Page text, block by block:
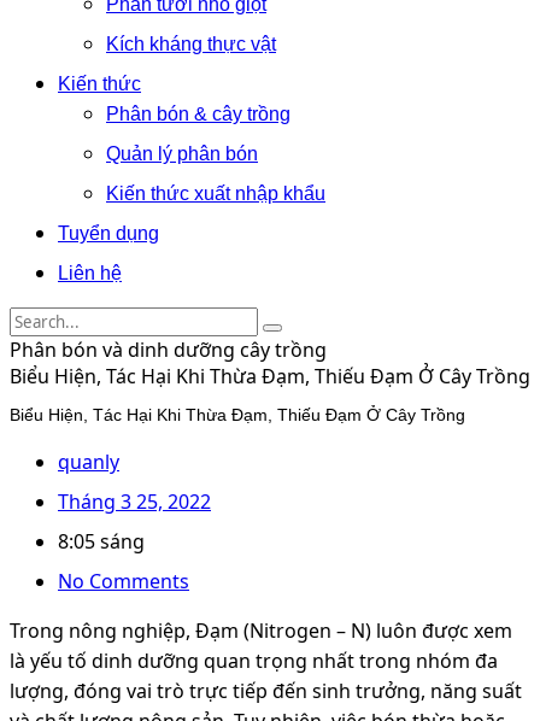
Phân tưới nhỏ giọt
Kích kháng thực vật
Kiến thức
Phân bón & cây trồng
Quản lý phân bón
Kiến thức xuất nhập khẩu
Tuyển dụng
Liên hệ
Phân bón và dinh dưỡng cây trồng
Biểu Hiện, Tác Hại Khi Thừa Đạm, Thiếu Đạm Ở Cây Trồng
Biểu Hiện, Tác Hại Khi Thừa Đạm, Thiếu Đạm Ở Cây Trồng
quanly
Tháng 3 25, 2022
8:05 sáng
No Comments
Trong nông nghiệp, Đạm (Nitrogen – N) luôn được xem
là yếu tố dinh dưỡng quan trọng nhất trong nhóm đa
lượng, đóng vai trò trực tiếp đến sinh trưởng, năng suất